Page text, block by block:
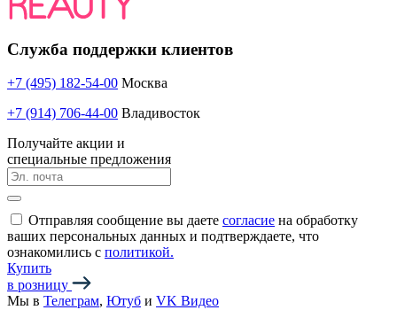
Служба поддержки клиентов
+7 (495) 182-54-00 Москва
+7 (914) 706-44-00 Владивосток
Получайте акции и
специальные предложения
Отправляя сообщение вы даете согласие на обработку
ваших персональных данных и подтверждаете, что
ознакомились с политикой.
Купить
в розницу
Мы в Телеграм, Ютуб и VK Видео